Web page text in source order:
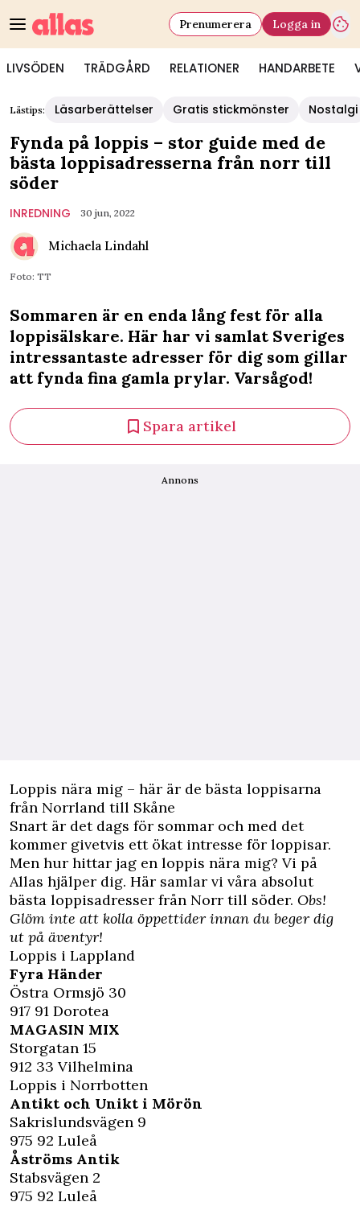
LIVSÖDEN TRÄDGÅRD RELATIONER HANDARBETE
Prenumerera Logga in
Lästips: Läsarberättelser Gratis stickmönster Nostalgi
Fynda på loppis – stor guide med de
bästa loppisadresserna från norr till
söder
INREDNING 30 jun, 2022
Michaela Lindahl
Foto: TT
Sommaren är en enda lång fest för alla
loppisälskare. Här har vi samlat Sveriges
intressantaste adresser för dig som gillar
att fynda fina gamla prylar. Varsågod!
Spara artikel
Annons
Loppis nära mig – här är de bästa loppisarna
från Norrland till Skåne
Snart är det dags för sommar och med det
kommer givetvis ett ökat intresse för loppisar.
Men hur hittar jag en loppis nära mig? Vi på
Allas hjälper dig. Här samlar vi våra absolut
bästa loppisadresser från Norr till söder. Obs!
Glöm inte att kolla öppettider innan du beger dig
ut på äventyr!
Loppis i Lappland
Fyra Händer
Östra Ormsjö 30
917 91 Dorotea
MAGASIN MIX
Storgatan 15
912 33 Vilhelmina
Loppis i Norrbotten
Antikt och Unikt i Mörön
Sakrislundsvägen 9
975 92 Luleå
Åströms Antik
Stabsvägen 2
975 92 Luleå